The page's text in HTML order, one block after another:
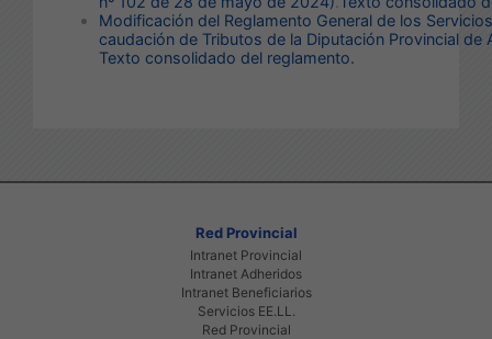
Modificación del Reglamento General de los
caudación de Tributos de la Diputación Provincial de
Texto consolidado del reglamento.
Red Provincial
Intranet Provincial
Intranet Adheridos
Intranet Beneficiarios
Servicios EE.LL.
Red Provincial